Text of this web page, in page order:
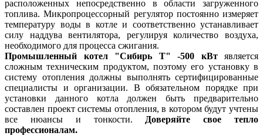
расположенных непосредственно в области загруженного
топлива. Микропроцессорный регулятор постоянно измеряет
температуру воды в котле и соответственно устанавливает
силу наддува вентилятора, регулируя количество воздуха,
необходимого для процесса сжигания.
Промышленный котел "Сибирь Т" -500 кВт является
сложным техническим продуктом, поэтому его установку в
систему отопления должны выполнять сертифицированные
специалисты и организации. В обязательном порядке при
установки данного котла должен быть предварительно
составлен проект системы отопления, в котором будут учтены
все нюансы и тонкости. Доверяйте свое тепло
профессионалам.